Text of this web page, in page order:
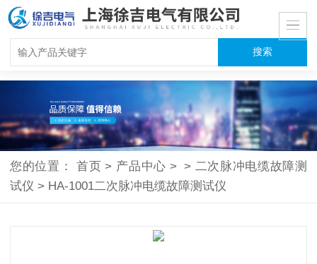
您的位置：首页 > 产品中心 > > 二次脉冲电缆故障测
试仪 > HA-1001二次脉冲电缆故障测试仪